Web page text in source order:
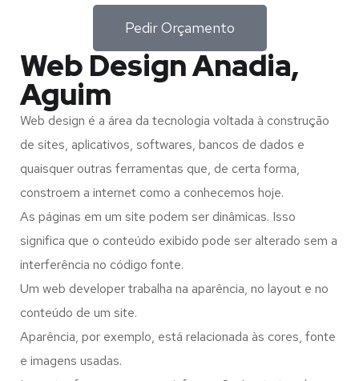
Pedir Orçamento
Web Design Anadia,
Aguim
Web design é a área da tecnologia voltada à construção
de sites, aplicativos, softwares, bancos de dados e
quaisquer outras ferramentas que, de certa forma,
constroem a internet como a conhecemos hoje.
As páginas em um site podem ser dinâmicas. Isso
significa que o conteúdo exibido pode ser alterado sem a
interferência no código fonte.
Um web developer trabalha na aparência, no layout e no
conteúdo de um site.
Aparência, por exemplo, está relacionada às cores, fonte
e imagens usadas.